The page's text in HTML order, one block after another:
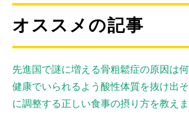
オススメの記事
先進国で謎に増える骨粗鬆症の原因は
健康でいられるよう酸性体質を抜け出
に調整する正しい食事の摂り方を教えま